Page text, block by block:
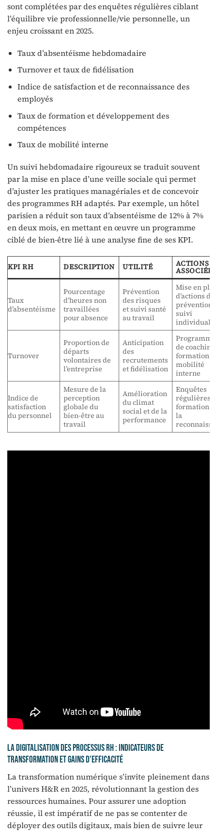
sont complétées par des enquêtes régulières ciblant
l’équilibre vie professionnelle/vie personnelle, un
enjeu croissant en 2025.
Taux d’absentéisme hebdomadaire
Turnover et taux de fidélisation
Indice de satisfaction et de reconnaissance des
employés
Taux de formation et développement des
compétences
Taux de mobilité interne
Un suivi hebdomadaire rigoureux se traduit souvent
par la mise en place d’une veille sociale qui permet
d’ajuster les pratiques managériales et de concevoir
des programmes RH adaptés. Par exemple, un hôtel
parisien a réduit son taux d’absentéisme de 12% à 7%
en deux mois, en mettant en œuvre un programme
ciblé de bien-être lié à une analyse fine de ses KPI.
KPI RH DESCRIPTION UTILITÉ ACTIONS
ASSOCIÉES
Taux
d’absentéisme
Pourcentage
d’heures non
travaillées
pour absence
Prévention
des risques
et suivi santé
au travail
Mise en
d’actions de
prévention,
suivi
Turnover
Proportion de
départs
volontaires de
l’entreprise
Anticipation
des
recrutements
et fidélisation
de coaching,
formation,
mobilité
interne
Indice de
satisfaction
du personnel
Mesure de la
perception
globale du
bien-être au
travail
Amélioration
du climat
social et de la
performance
Enquêtes
régulières,
formation
la
La digitalisation des processus RH : indicateurs de
transformation et gains d’efficacité
La transformation numérique s’invite pleinement dans
l’univers H&R en 2025, révolutionnant la gestion des
ressources humaines. Pour assurer une adoption
réussie, il est impératif de ne pas se contenter de
déployer des outils digitaux, mais bien de suivre leur